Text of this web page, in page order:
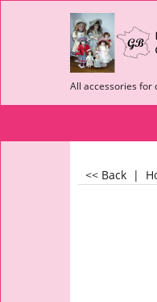
All accessories for
<< Back |